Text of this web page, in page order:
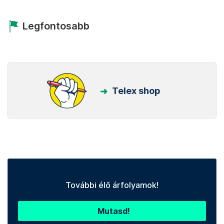
Legfontosabb
Telex shop
További élő árfolyamok!
Mutasd!